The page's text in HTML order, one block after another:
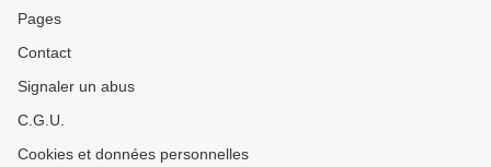
Pages
Contact
Signaler un abus
C.G.U.
Cookies et données personnelles